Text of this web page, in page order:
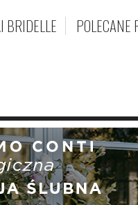
BRIDELLE POLECANE